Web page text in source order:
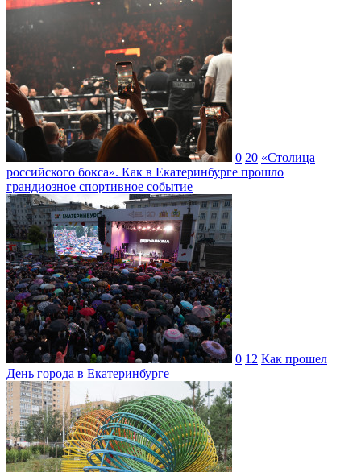
0 20 «Столица
российского бокса». Как в Екатеринбурге прошло
грандиозное спортивное событие
0 12 Как прошел
День города в Екатеринбурге